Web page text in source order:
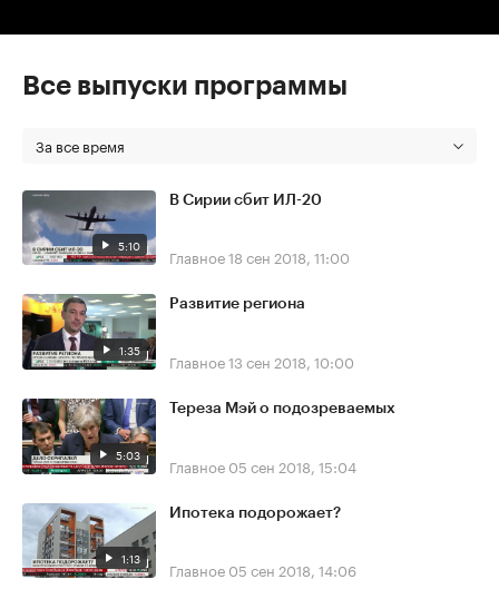
Все выпуски программы
За все время
5:10
В Сирии сбит ИЛ-20
Главное18 сен 2018, 11:00
1:35
Развитие региона
Главное13 сен 2018, 10:00
5:03
Тереза Мэй о подозреваемых
Главное 05 сен 2018, 15:04
1:13
Ипотека подорожает?
Главное 05 сен 2018, 14:06